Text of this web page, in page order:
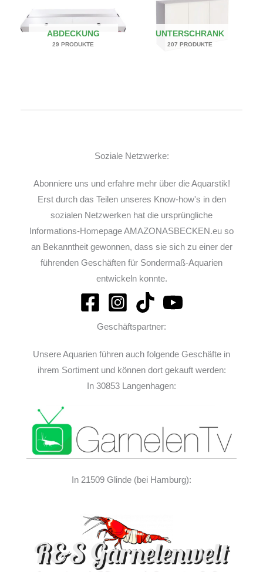
ABDECKUNG
29 PRODUKTE
UNTERSCHRANK
207 PRODUKTE
Soziale Netzwerke:
Abonniere uns und erfahre mehr über die Aquarstik!
Erst durch das Teilen unseres Know-how's in den
sozialen Netzwerken hat die ursprüngliche
Informations-Homepage AMAZONASBECKEN.eu so
an Bekanntheit gewonnen, dass sie sich zu einer der
führenden Geschäften für Sondermaß-Aquarien
entwickeln konnte.
Geschäftspartner:
Unsere Aquarien führen auch folgende Geschäfte in
ihrem Sortiment und können dort gekauft werden:
In 30853 Langenhagen:
In 21509 Glinde (bei Hamburg):